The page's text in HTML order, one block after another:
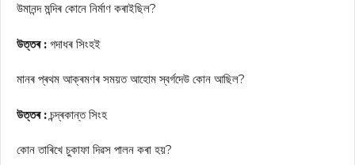
উমানন্দ মন্দিৰ কোনে নিৰ্মাণ কৰাইছিল?
উত্তৰ : গদাধৰ সিংহই
মানৰ প্ৰথম আক্ৰমণৰ সময়ত আহোম স্বৰ্গদেউ কোন আছিল?
উত্তৰ : চন্দ্ৰকান্ত সিংহ
কোন তাৰিখে চুকাফা দিৱস পালন কৰা হয়?